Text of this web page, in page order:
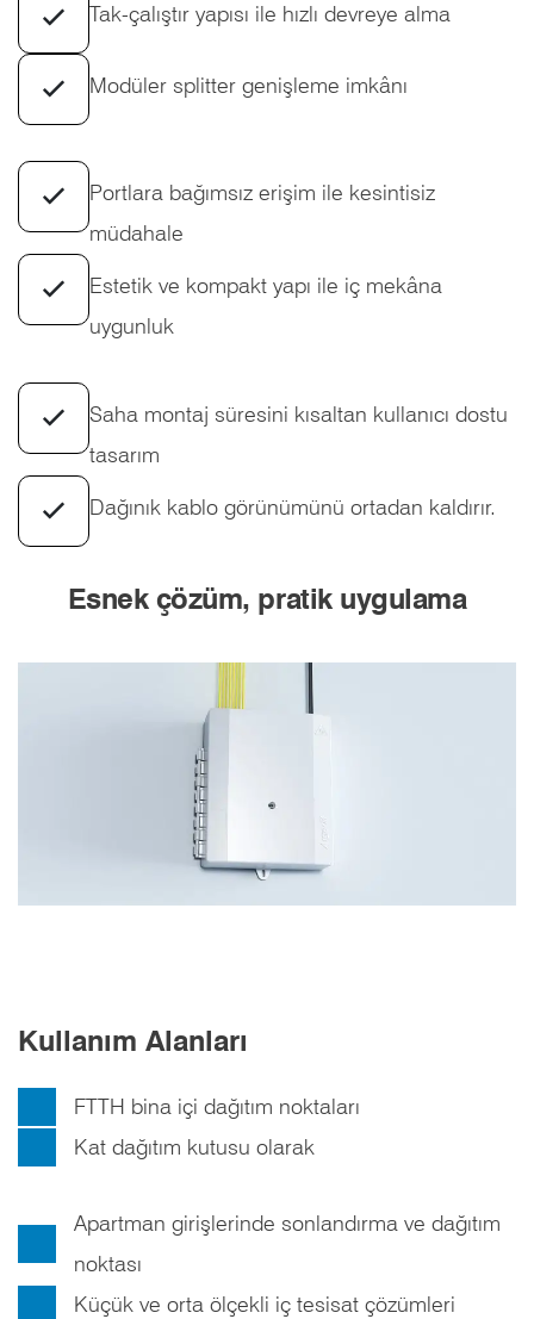
Tak-çalıştır yapısı ile hızlı devreye alma
Modüler splitter genişleme imkânı
Portlara bağımsız erişim ile kesintisiz
müdahale
Estetik ve kompakt yapı ile iç mekâna
uygunluk
Saha montaj süresini kısaltan kullanıcı dostu
tasarım
Dağınık kablo görünümünü ortadan kaldırır.
Esnek çözüm, pratik uygulama
Kullanım Alanları
FTTH bina içi dağıtım noktaları
Kat dağıtım kutusu olarak
Apartman girişlerinde sonlandırma ve dağıtım
noktası
Küçük ve orta ölçekli iç tesisat çözümleri